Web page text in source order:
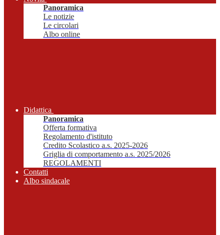
Panoramica
Le notizie
Le circolari
Albo online
Didattica
Panoramica
Offerta formativa
Regolamento d'istituto
Credito Scolastico a.s. 2025-2026
Griglia di comportamento a.s. 2025/2026
REGOLAMENTI
Contatti
Albo sindacale